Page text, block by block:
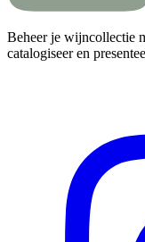
Beheer je wijncollectie
catalogiseer en